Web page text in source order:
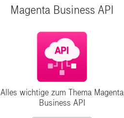
Magenta Business API
Alles wichtige zum Thema Magenta
Business API